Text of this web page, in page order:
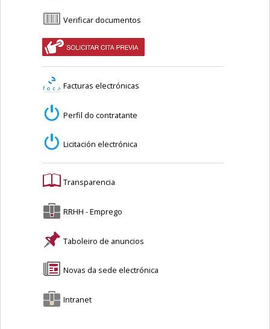
Verificar documentos
Facturas electrónicas
Perfil do contratante
Licitación electrónica
Transparencia
RRHH - Emprego
Taboleiro de anuncios
Novas da sede electrónica
Intranet